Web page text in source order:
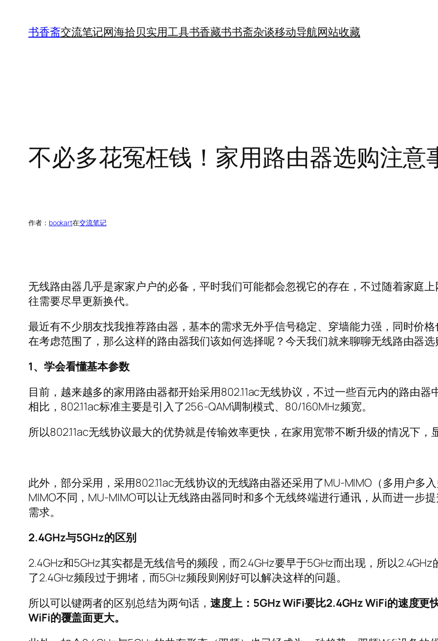
书香斋交流笔记网海拾贝实用工具书香藏书书斋杂谈移动导航网站收藏
不必多花冤枉钱！家用路由器选购注意
作者： bookart在交流笔记
无线路由器几乎是家家户户的必备，平时我们可能都会忽视它的存在，不过随着家庭
往需要尽早更新换代。
最近有不少朋友找我推荐路由器，基本的需求无外乎信号稳定、穿墙能力强，同时价
在考虑范围了，那么这样的路由器我们该如何选择呢？今天我们就来聊聊无线路由器
1、学会看懂基本参数
目前，越来越多的家用路由器都开始采用802.11ac无线协议，不过一些百元内的路由器
相比，802.11ac标准主要是引入了256-QAM调制模式、80/160MHz频宽。
所以802.11ac无线协议最大的优势就是传输效率更快，在家用宽带不断升级的情况下
此外，部分采用，采用802.11ac无线协议的无线路由器还采用了MU-MIMO（多用户多
MIMO不同，MU-MIMO可以让无线路由器同时和多个无线终端进行通讯，从而进一步
需求。
2.4GHz与5GHz的区别
2.4GHz和5GHz其实都是无线信号的频段，而2.4GHz要早于5GHz而出现，所以
了2.4GHz频段过于拥堵，而5GHz频段则刚好可以解决这样的问题。
所以可以键两者的区别总结为两句话，速度上：5GHz WiFi要比2.4GHz WiFi的速度更
WiFi的覆盖面更大。